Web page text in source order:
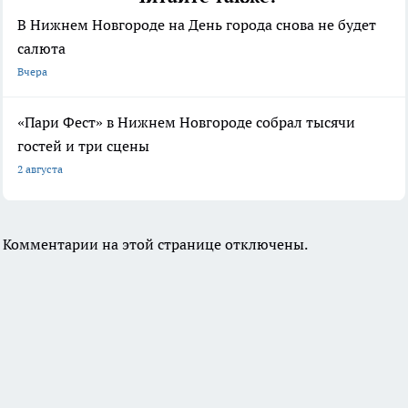
В Нижнем Новгороде на День города снова не будет
салюта
Вчера
«Пари Фест» в Нижнем Новгороде собрал тысячи
гостей и три сцены
2 августа
Комментарии на этой странице отключены.